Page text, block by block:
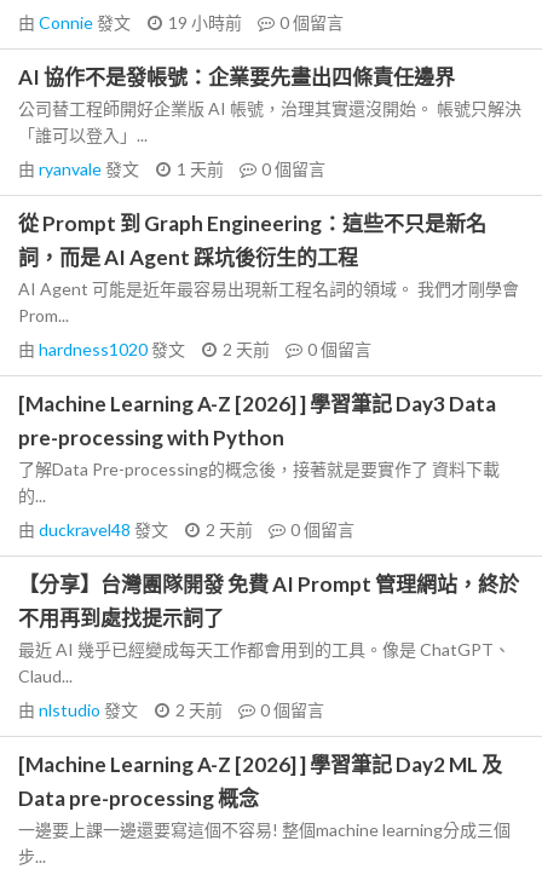
由 Connie發文 19 小時前 0個留言
AI 協作不是發帳號：企業要先畫出四條責任邊界
公司替工程師開好企業版 AI 帳號，治理其實還沒開始。 帳號只解決
「誰可以登入」...
由 ryanvale發文 1 天前 0個留言
從 Prompt 到 Graph Engineering：這些不只是新名
詞，而是 AI Agent 踩坑後衍生的工程
AI Agent 可能是近年最容易出現新工程名詞的領域。 我們才剛學會
Prom...
由 hardness1020發文 2 天前 0個留言
[Machine Learning A-Z [2026] ] 學習筆記 Day3 Data
pre-processing with Python
了解Data Pre-processing的概念後，接著就是要實作了 資料下載
的...
由 duckravel48 發文 2 天前 0個留言
【分享】台灣團隊開發 免費 AI Prompt 管理網站，終於
不用再到處找提示詞了
最近 AI 幾乎已經變成每天工作都會用到的工具。像是 ChatGPT、
Claud...
由 nlstudio 發文 2 天前 0個留言
[Machine Learning A-Z [2026] ] 學習筆記 Day2 ML 及
Data pre-processing 概念
一邊要上課一邊還要寫這個不容易! 整個machine learning分成三個
步...